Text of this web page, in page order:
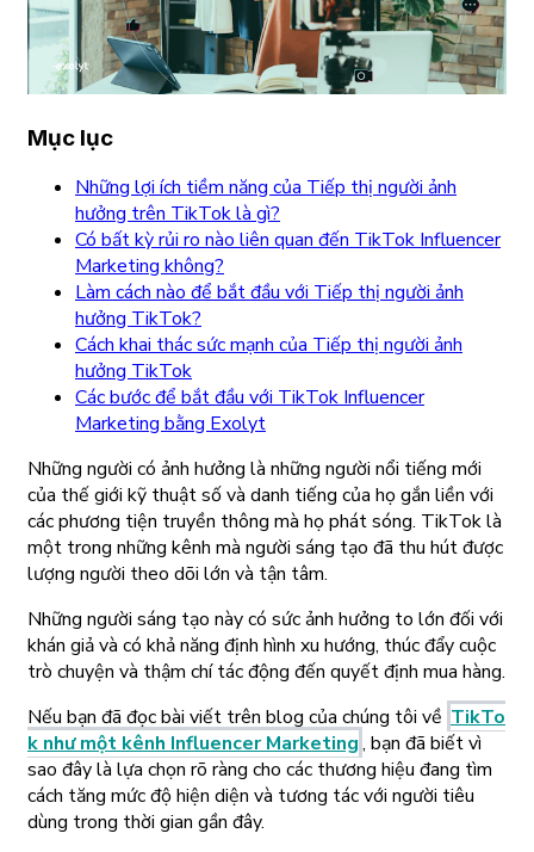
Mục lục
Những lợi ích tiềm năng của Tiếp thị người ảnh
hưởng trên TikTok là gì?
Có bất kỳ rủi ro nào liên quan đến TikTok Influencer
Marketing không?
Làm cách nào để bắt đầu với Tiếp thị người ảnh
hưởng TikTok?
Cách khai thác sức mạnh của Tiếp thị người ảnh
hưởng TikTok
Các bước để bắt đầu với TikTok Influencer
Marketing bằng Exolyt
Những người có ảnh hưởng là những người nổi tiếng mới
của thế giới kỹ thuật số và danh tiếng của họ gắn liền với
các phương tiện truyền thông mà họ phát sóng. TikTok là
một trong những kênh mà người sáng tạo đã thu hút được
lượng người theo dõi lớn và tận tâm.
Những người sáng tạo này có sức ảnh hưởng to lớn đối với
khán giả và có khả năng định hình xu hướng, thúc đẩy cuộc
trò chuyện và thậm chí tác động đến quyết định mua hàng.
Nếu bạn đã đọc bài viết trên blog của chúng tôi về TikTo
k như một kênh Influencer Marketing, bạn đã biết vì
sao đây là lựa chọn rõ ràng cho các thương hiệu đang tìm
cách tăng mức độ hiện diện và tương tác với người tiêu
dùng trong thời gian gần đây.